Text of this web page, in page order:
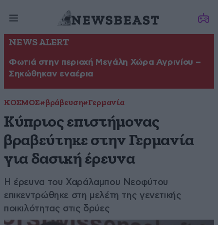
NEWS ALERT
Φωτιά στην περιοχή Μεγάλη Χώρα Αγρινίου –
Σηκώθηκαν εναέρια
ΚΟΣΜΟΣ#βράβευση#Γερμανία
Κύπριος επιστήμονας
βραβεύτηκε στην Γερμανία
για δασική έρευνα
Η έρευνα του Χαράλαμπου Νεοφύτου
επικεντρώθηκε στη μελέτη της γενετικής
ποικιλότητας στις δρύες